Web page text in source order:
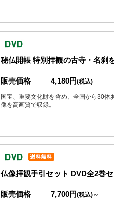
秘仏開帳 特別拝観の古寺・名刹
販売価格 4,180円(税込)
国宝、重要文化財を含め、全国から30
像を高画質で収録。
仏像拝観手引セット DVD全2巻セ
販売価格 7,700円(税込)～